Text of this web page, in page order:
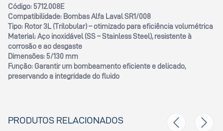
Código: 5712.008E
Compatibilidade: Bombas Alfa Laval SR1/008
Tipo: Rotor 3L (Trilobular) – otimizado para eficiência volumétrica
Material:Aço inoxidável (SS – Stainless Steel), resistente à
corrosão e ao desgaste
Dimensões: 5/130 mm
Função: Garantir um bombeamento eficiente e delicado,
preservando a integridade do fluido
PRODUTOS RELACIONADOS